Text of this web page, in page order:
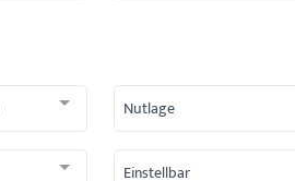
Nutlage
Einstellbar